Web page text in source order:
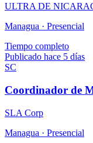
ULTRA DE
Managua · Presencial
Tiempo completo
Publicado hace 5 días
SC
Coordinador de
SLA Corp
Managua · Presencial